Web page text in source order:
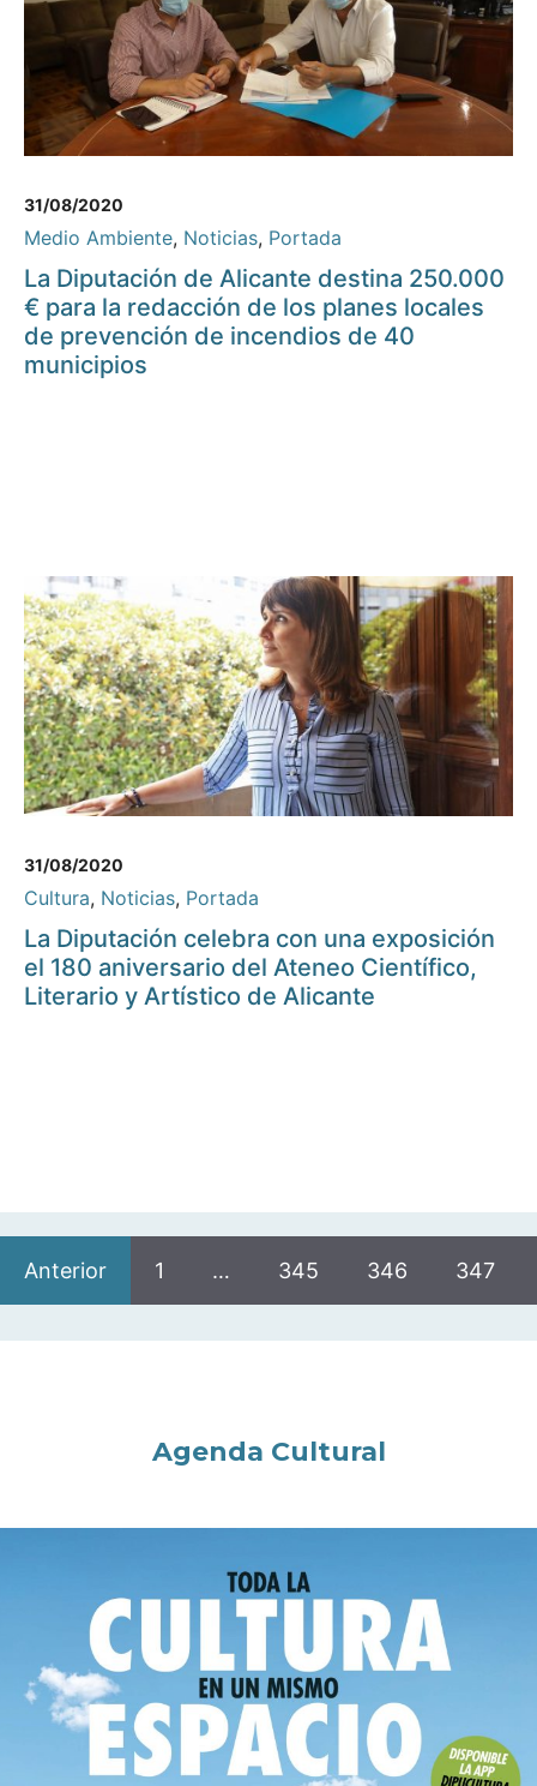
31/08/2020
Medio Ambiente, Noticias, Portada
La Diputación de Alicante destina 250.000
€ para la redacción de los planes locales
de prevención de incendios de 40
municipios
31/08/2020
Cultura, Noticias, Portada
La Diputación celebra con una exposición
el 180 aniversario del Ateneo Científico,
Literario y Artístico de Alicante
Anterior 1 … 345 346 347
Agenda Cultural